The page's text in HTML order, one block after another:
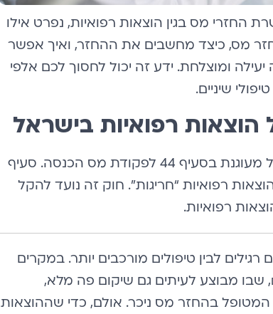
מס בגין הוצאות רפואיות, נפרט אילו
החזר מס, כיצד מחשבים את ההחזר, ואיך אפשר
ומוצלחת. ידע זה יכול לחסוך לכם אלפי
שיניים.
רפואיות בישראל
הזכאות להחזרי מס על הוצאות רפואיות בישראל מעוגנת בסעיף 44 לפקודת מס הכנסה. סעיף
לקבל זיכוי מס בשיעור של 35% על הוצאות רפואיות “חריגות”. חוק זה נועד להקל
רפואיות.
רגילים לבין טיפולים מורכבים יותר. במקרים
, שבו מבוצע לעיתים גם שיקום פה מלא,
בהחזר מס ניכר. אולם, כדי שההוצאות